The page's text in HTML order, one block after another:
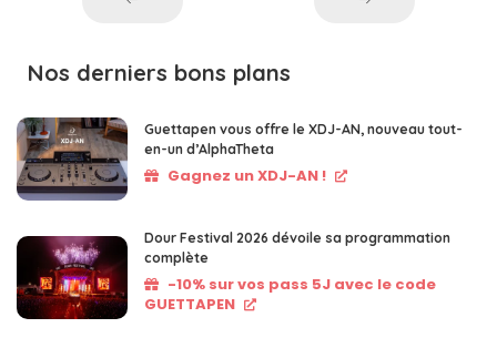
Nos derniers bons plans
Guettapen vous offre le XDJ-AN, nouveau tout-
en-un d’AlphaTheta
Gagnez un XDJ-AN !
Dour Festival 2026 dévoile sa programmation
complète
-10% sur vos pass 5J avec le code
GUETTAPEN